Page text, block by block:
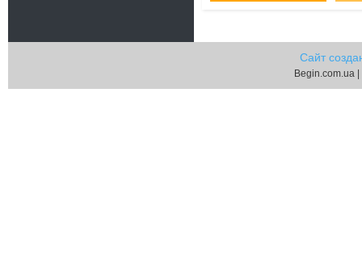
Сайт
Begin.com.ua |